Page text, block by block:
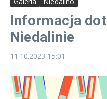
Informacja
Niedalinie
11.10.2023 15:01